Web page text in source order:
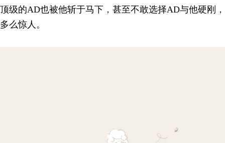
顶级的AD也被他斩于马下，甚至不敢选择AD与他硬刚
多么惊人。